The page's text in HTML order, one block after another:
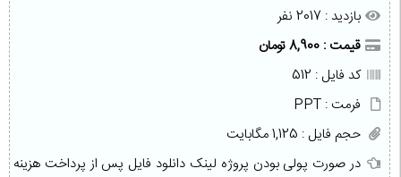
بازدید : 2017 نفر
قیمت : 8,900 تومان
کد فایل : 512
فرمت : PPT
حجم فایل : 1,125 مگابایت
در صورت پولی بودن پروژه لینک دانلود فایل پس از پرداخت هزینه